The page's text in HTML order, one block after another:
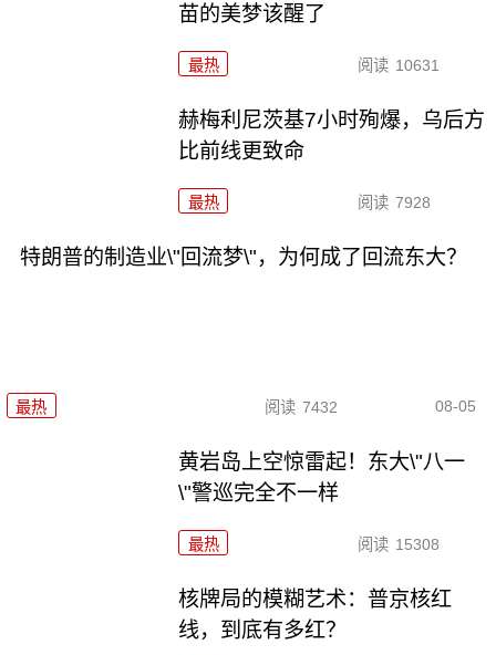
苗的美梦该醒了
最热 阅读 10631
赫梅利尼茨基7小时殉爆，乌后方
比前线更致命
最热 阅读 7928
特朗普的制造业\"回流梦\"，为何成了回流东大？
最热 阅读 7432 08-05
黄岩岛上空惊雷起！东大\"八一
\"警巡完全不一样
最热 阅读 15308
核牌局的模糊艺术：普京核红
线，到底有多红？